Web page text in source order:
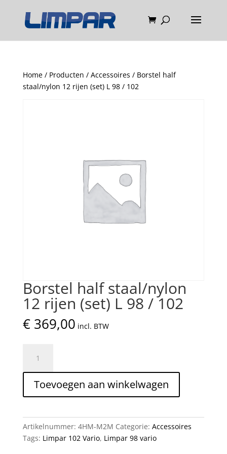
Home/ Producten / Accessoires / Borstel half
staal/nylon 12 rijen (set) L 98 / 102
Borstel half staal/nylon
12 rijen (set) L 98 / 102
€369,00 incl. BTW
staal/nylon
rijen
L
98
/
Toevoegen aan winkelwagen
Artikelnummer: 4HM-M2M Categorie: Accessoires
Tags: Limpar 102 Vario, Limpar 98 vario